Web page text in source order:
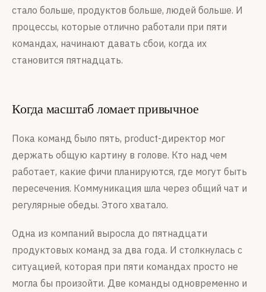
стало больше, продуктов больше, людей больше. И
процессы, которые отлично работали при пяти
командах, начинают давать сбои, когда их
становится пятнадцать.
Когда масштаб ломает привычное
Пока команд было пять, product-директор мог
держать общую картину в голове. Кто над чем
работает, какие фичи планируются, где могут быть
пересечения. Коммуникация шла через общий чат и
регулярные обеды. Этого хватало.
Одна из компаний выросла до пятнадцати
продуктовых команд за два года. И столкнулась с
ситуацией, которая при пяти командах просто не
могла бы произойти. Две команды одновременно и